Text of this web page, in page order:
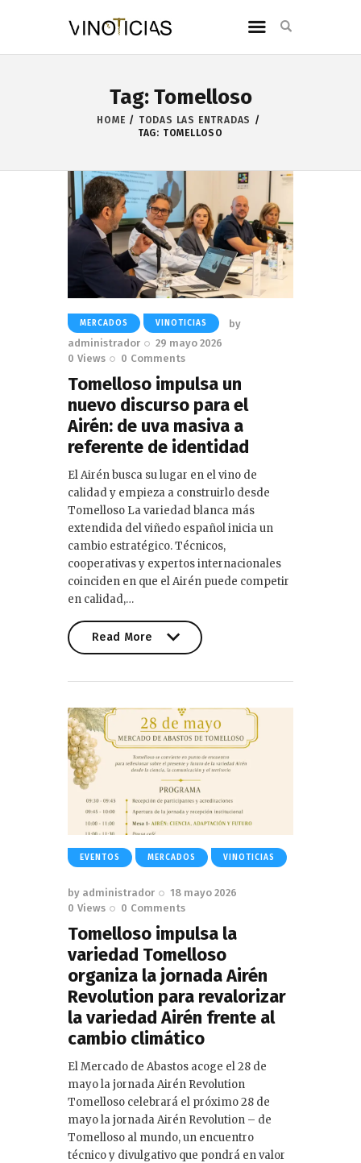
Tag: Tomelloso
HOME
TODAS LAS ENTRADAS
TAG: TOMELLOSO
MERCADOS VINOTICIAS
by
administrador
29 mayo 2026
0 Views 0 Comments
Tomelloso impulsa un
nuevo discurso para el
Airén: de uva masiva a
referente de identidad
El Airén busca su lugar en el vino de
calidad y empieza a construirlo desde
Tomelloso La variedad blanca más
extendida del viñedo español inicia un
cambio estratégico. Técnicos,
cooperativas y expertos internacionales
coinciden en que el Airén puede competir
en calidad,…
Read More
EVENTOS MERCADOS VINOTICIAS
by administrador
18 mayo 2026
0 Views 0 Comments
Tomelloso impulsa la
variedad Tomelloso
organiza la jornada Airén
Revolution para revalorizar
la variedad Airén frente al
cambio climático
El Mercado de Abastos acoge el 28 de
mayo la jornada Airén Revolution
Tomelloso celebrará el próximo 28 de
mayo la jornada Airén Revolution – de
Tomelloso al mundo, un encuentro
técnico y divulgativo que pondrá en valor